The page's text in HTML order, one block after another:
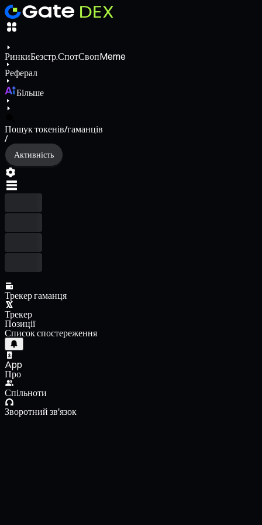
РинкиБезстр.СпотСвопMeme
Реферал
Більше
Пошук токенів/гаманців
/
Активність
Трекер гаманця
Трекер
Позиції
Список спостереження
App
Про
Спільноти
Зворотний зв'язок